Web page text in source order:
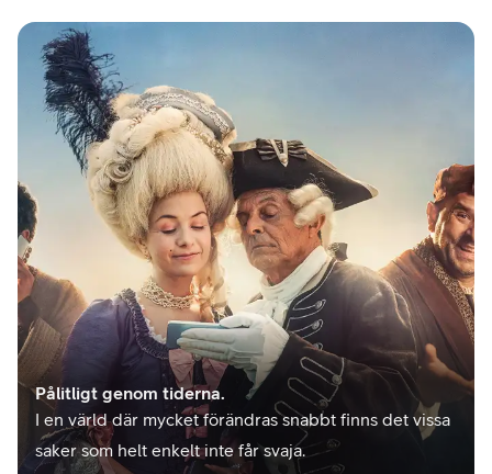
Pålitligt genom tiderna.
I en värld där mycket förändras snabbt finns det vissa
saker som helt enkelt inte får svaja.